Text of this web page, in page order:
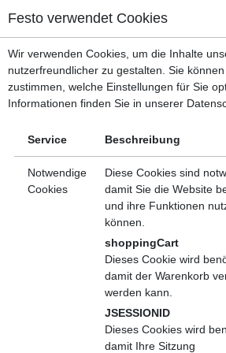
Kopfbereich
Menü
Inhaltsbereich
Fußbereich
Hauptverzeichnis
Führung, Sozial- und
Führung und Teamarbeit
Konflikte konstruktiv lösen
Beschreibung Veranstaltungen
Konflikte sind eine alltägliche
Zusammenlebens. Es gibt keine dauerhaft
Beziehungen. Wo immer Menschen
unterschiedliche Meinungen, Bedürfnisse,
kulturelle Hintergründe aufeinander. In
werden diese Gegensätze unspektakulär
Die Fähigkeit, Konfliktsituationen
zu steuern, dass Veränderungen möglich
Festo verwendet Cookies
Wir verwenden Cookies, um die Inhalte
nutzerfreundlicher zu gestalten. Sie
zustimmen, welche Einstellungen für Sie
Informationen finden Sie in unserer
Service Beschreibung
Notwendige
Cookies
Diese Cookies sind
damit Sie die Website
und ihre Funktionen
können.
shoppingCart
Dieses Cookie wird
damit der Warenkorb
werden kann.
JSESSIONID
Dieses Cookies wird
damit Ihre Sitzung